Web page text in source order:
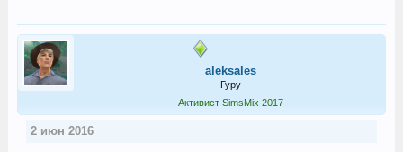
aleksales
Гуру
Активист SimsMix 2017
2 июн 2016